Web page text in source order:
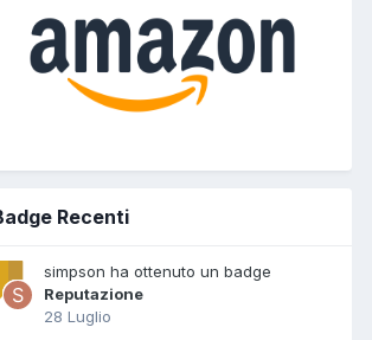
Recenti
simpson ha ottenuto un badge
Reputazione
28 Luglio